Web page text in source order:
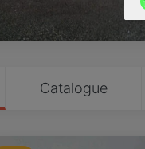
Catalogue